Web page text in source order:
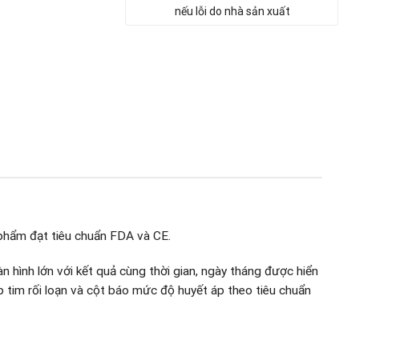
nếu lỗi do nhà sản xuất
đạt tiêu chuẩn FDA và CE.
hình lớn với kết quả cùng thời gian, ngày tháng được hiển
tim rối loạn và cột báo mức độ huyết áp theo tiêu chuẩn